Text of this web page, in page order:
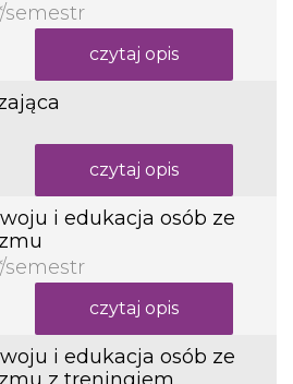
semestr
czytaj opis
czytaj opis
i edukacja osób ze
semestr
czytaj opis
i edukacja osób ze